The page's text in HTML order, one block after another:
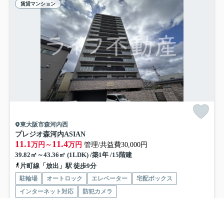
賃貸マンション
東大阪市森河内西
プレジオ森河内ASIAN
11.1 万円～ 11.4万円 管理/共益費30,000円
39.82㎡～43.36㎡ (1LDK) /築1年 /15階建
片町線「放出」駅 徒歩9分
駐輪場 オートロック エレベーター
宅配ボックス
インターネット対応
防犯カメラ